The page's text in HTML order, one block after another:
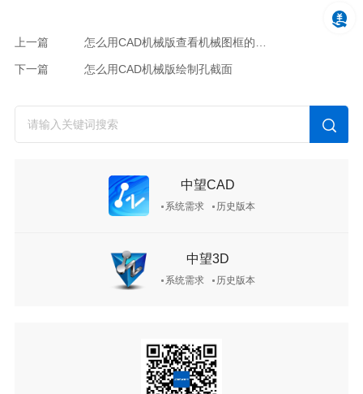
上一篇
下一篇 怎么用CAD机械版绘制孔截面
中望CAD
系统需求 历史版本
中望3D
系统需求 历史版本